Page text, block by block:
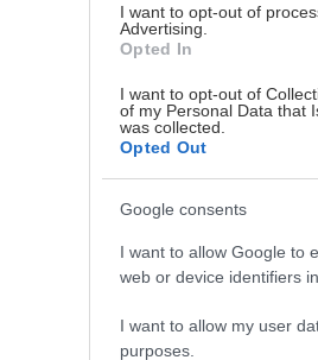
I want to opt-out of
Advertising.
Opted In
I want to opt-out of
of my Personal Data that
was collected.
Opted Out
Google consents
I want to allow Google to
web or device identifiers
I want to allow my user
purposes.
βελτιωμένος
παρέχει
ερωτήσεων. Η